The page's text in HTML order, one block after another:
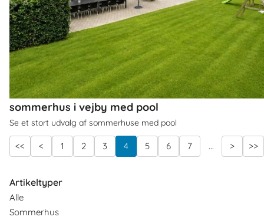
sommerhus i vejby med pool
Se et stort udvalg af sommerhuse med pool
<< < 1 2 3 4 5 6 7 ... > >>
Artikeltyper
Alle
Sommerhus